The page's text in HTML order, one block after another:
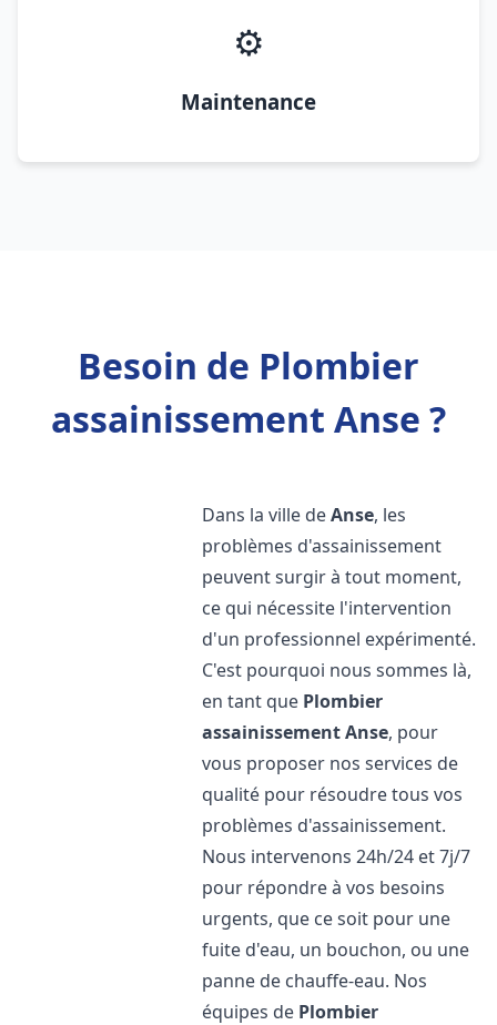
⚙️
Maintenance
Besoin de Plombier
assainissement Anse ?
Dans la ville deAnse, les
problèmes d'assainissement
peuvent surgir à tout moment,
ce qui nécessite l'intervention
d'un professionnel expérimenté.
C'est pourquoi nous sommes là,
en tant que Plombier
assainissementAnse, pour
vous proposer nos services de
qualité pour résoudre tous vos
problèmes d'assainissement.
Nous intervenons 24h/24 et 7j/7
pour répondre à vos besoins
urgents, que ce soit pour une
fuite d'eau, un bouchon, ou une
panne de chauffe-eau. Nos
équipes de Plombier